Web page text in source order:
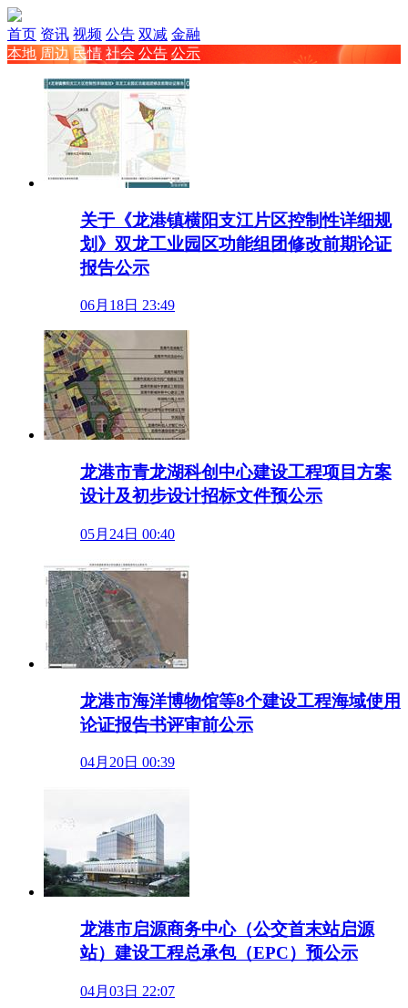
首页 资讯 视频 公告 双减 金融
本地 周边 民情 社会 公告 公示
关于《龙港镇横阳支江片区控制性详细规
划》双龙工业园区功能组团修改前期论证
报告公示
06月18日 23:49
龙港市青龙湖科创中心建设工程项目方案
设计及初步设计招标文件预公示
05月24日 00:40
龙港市海洋博物馆等8个建设工程海域使用
论证报告书评审前公示
04月20日 00:39
龙港市启源商务中心（公交首末站启源
站）建设工程总承包（EPC）预公示
04月03日 22:07